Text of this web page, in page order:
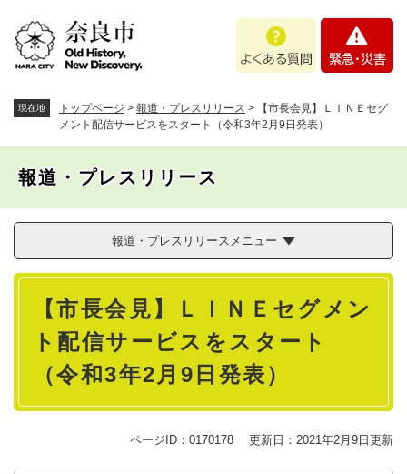
あ
問
・
現在地 トップページ > 報道・プレスリリース >
【市長会見】ＬＩＮＥセグ
メント配信サービスをスタート（令和3年2月9日発表）
報道・プレスリリース
報道・プレスリリースメニュー
本
【市長会見】ＬＩＮＥセグメン
ト配信サービスをスタート
（令和3年2月9日発表）
ページID：0170178 更新日：2021年2月9日更新